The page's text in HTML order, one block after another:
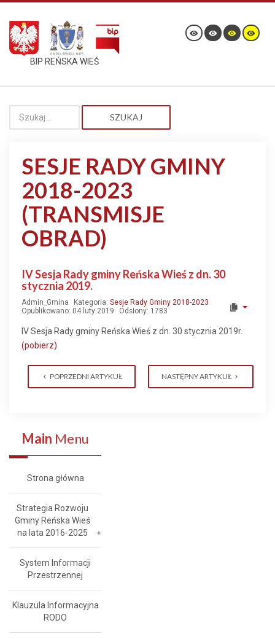
BIP REŃSKA WIEŚ
SZUKAJ
SESJE RADY GMINY
2018-2023
(TRANSMISJE
OBRAD)
IV Sesja Rady gminy Reńska Wieś z dn. 30
stycznia 2019.
Admin_Gmina Kategoria: Sesje Rady Gminy 2018-2023
Opublikowano: 04 luty 2019
Odsłony: 1783
IV Sesja Rady gminy Reńska Wieś z dn. 30 stycznia 2019r.
(pobierz)
POPRZEDNI ARTYKUŁ NASTĘPNY ARTYKUŁ
Main Menu
Strona główna
Strategia Rozwoju
Gminy Reńska Wieś
na lata 2016-2025
System Informacji
Przestrzennej
Klauzula Informacyjna
RODO